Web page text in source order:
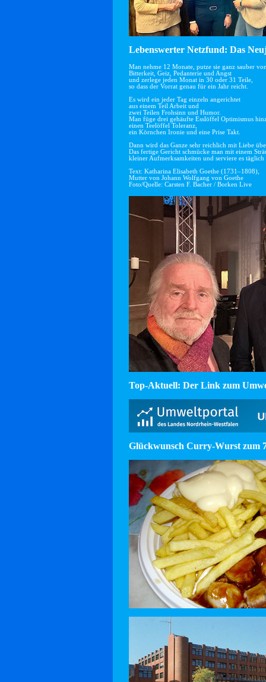
Lebenswerter Netzfund: Das
Man nehme 12 Monate, putze sie ganz sauber
Bitterkeit, Geiz, Pedanterie und Angst
und zerlege jeden Monat in 30 oder 31 Teile,
so dass der Vorrat genau für ein Jahr reicht.
Es wird ein jeder Tag einzeln angerichtet
aus einem Teil Arbeit und
zwei Teilen Frohsinn und Humor.
Man füge drei gehäufte Esslöffel Optimismus
einen Teelöffel Toleranz,
ein Körnchen Ironie und eine Prise Takt.
Dann wird das Ganze sehr reichlich mit Liebe
Das fertige Gericht schmücke man mit einem
kleiner Aufmerksamkeiten und serviere es
Text: Katharina Elisabeth Goethe (1731–1808),
Mutter von Johann Wolfgang von Goethe
Foto/Quelle: Carsten F. Bacher / Borken Live
Top-Aktuell: Der Link zum
Glückwunsch Curry-Wurst zum